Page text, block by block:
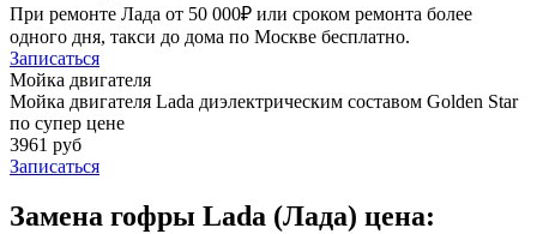
При ремонте Лада от 50 000₽ или сроком ремонта более
одного дня, такси до дома по Москве бесплатно.
Записаться
Мойка двигателя
Мойка двигателя Lada диэлектрическим составом Golden Star
по супер цене
3961 руб
Записаться
Замена гофры Lada (Лада) цена: